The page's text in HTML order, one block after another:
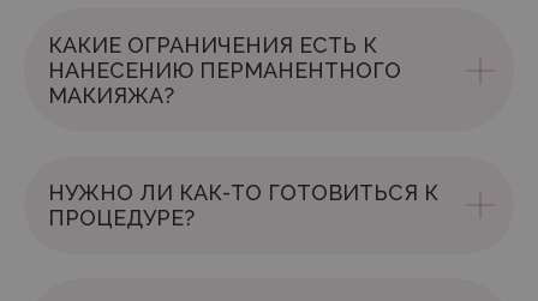
КАКИЕ ОГРАНИЧЕНИЯ ЕСТЬ К
НАНЕСЕНИЮ ПЕРМАНЕНТНОГО
МАКИЯЖА?
НУЖНО ЛИ КАК-ТО ГОТОВИТЬСЯ К
ПРОЦЕДУРЕ?